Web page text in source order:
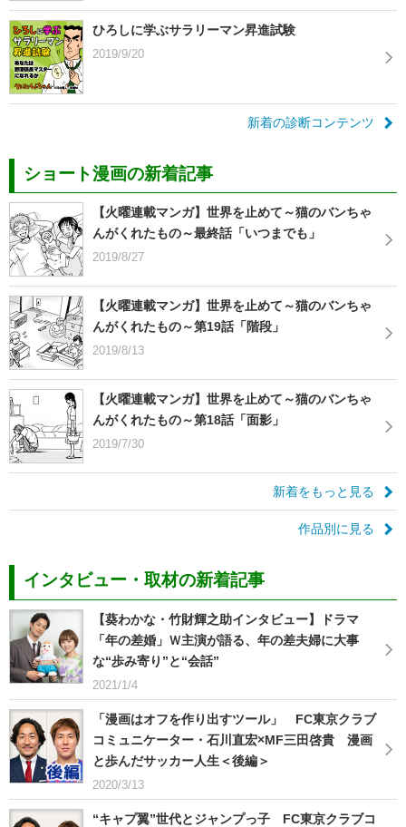
ひろしに学ぶサラリーマン昇進試験
2019/9/20
新着の診断コンテンツ
ショート漫画の新着記事
【火曜連載マンガ】世界を止めて～猫のバンちゃ
んがくれたもの～最終話「いつまでも」
2019/8/27
【火曜連載マンガ】世界を止めて～猫のバンちゃ
んがくれたもの～第19話「階段」
2019/8/13
【火曜連載マンガ】世界を止めて～猫のバンちゃ
んがくれたもの～第18話「面影」
2019/7/30
新着をもっと見る
作品別に見る
インタビュー・取材の新着記事
【葵わかな・竹財輝之助インタビュー】ドラマ
「年の差婚」Ｗ主演が語る、年の差夫婦に大事
な“歩み寄り”と“会話”
2021/1/4
「漫画はオフを作り出すツール」 FC東京クラブ
コミュニケーター・石川直宏×MF三田啓貴 漫画
と歩んだサッカー人生＜後編＞
2020/3/13
“キャプ翼”世代とジャンプっ子 FC東京クラブコ